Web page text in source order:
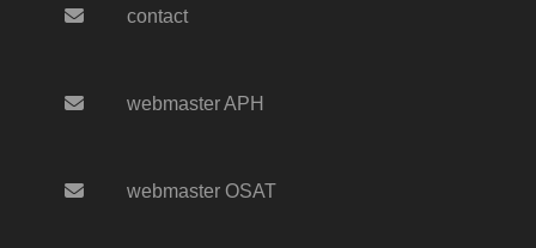
contact
webmaster APH
webmaster OSAT